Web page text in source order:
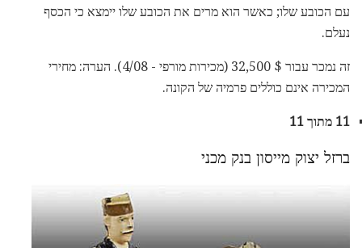
עם הכובע שלו; כאשר הוא מרים את הכובע שלו יימצא כי הכסף
נעלם.
זה נמכר עבור $ 32,500 (מכירות מורפי - 4/08). הערה: מחירי
המכירה אינם כוללים פרמיה של הקונה.
11 מתוך 11
ברזל יצוק מייסון בנק מכני